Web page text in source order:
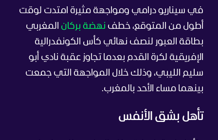
في سيناريو درامي ومواجهة مثيرة امتدت لوقت
أطول من المتوقع، خطف نهضة بركان المغربي
بطاقة العبور لنصف نهائي كأس الكونفدرالية
الإفريقية لكرة القدم بعدما تجاوز عقبة نادي أبو
سليم الليبي، وذلك خلال المواجهة التي جمعت
بينهما مساء الأحد بالمغرب.
تأهل بشق الأنفس